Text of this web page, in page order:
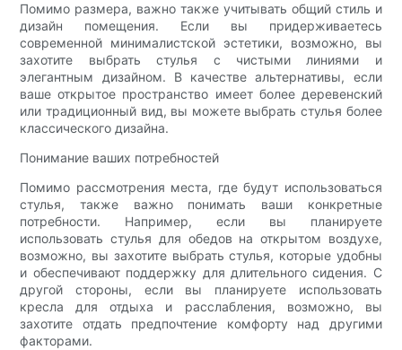
Помимо размера, важно также учитывать общий стиль и
дизайн помещения. Если вы придерживаетесь
современной минималистской эстетики, возможно, вы
захотите выбрать стулья с чистыми линиями и
элегантным дизайном. В качестве альтернативы, если
ваше открытое пространство имеет более деревенский
или традиционный вид, вы можете выбрать стулья более
классического дизайна.
Понимание ваших потребностей
Помимо рассмотрения места, где будут использоваться
стулья, также важно понимать ваши конкретные
потребности. Например, если вы планируете
использовать стулья для обедов на открытом воздухе,
возможно, вы захотите выбрать стулья, которые удобны
и обеспечивают поддержку для длительного сидения. С
другой стороны, если вы планируете использовать
кресла для отдыха и расслабления, возможно, вы
захотите отдать предпочтение комфорту над другими
факторами.